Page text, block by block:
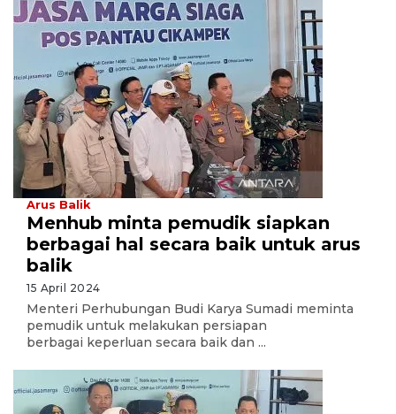
Arus Balik
Menhub minta pemudik siapkan
berbagai hal secara baik untuk arus
balik
15 April 2024
Menteri Perhubungan Budi Karya Sumadi meminta
pemudik untuk melakukan persiapan
berbagai keperluan secara baik dan ...